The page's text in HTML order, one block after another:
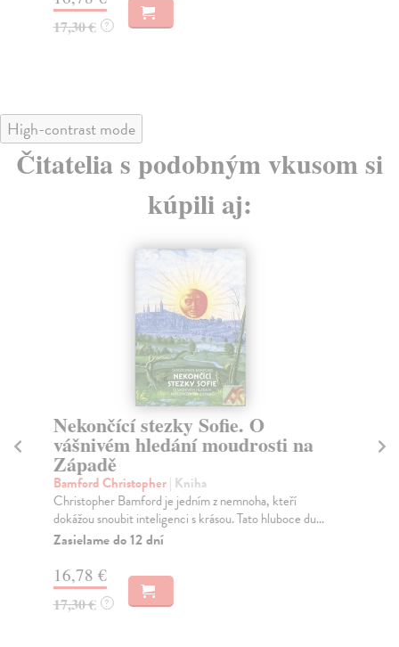
17,30 € ?
High-contrast mode
Čitatelia s podobným vkusom si
kúpili aj:
Nekončící stezky Sofie. O
vášnivém hledání moudrosti na
Západě
Bamford Christopher| Kniha
Christopher Bamford je jedním z nemnoha, kteří
dokážou snoubit inteligenci s krásou. Tato hluboce du...
Zasielame do 12 dní
16,78 €
17,30 € ?